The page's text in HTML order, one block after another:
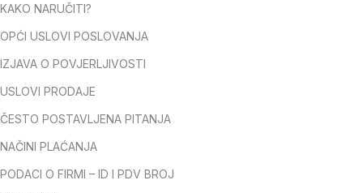
KAKO NARUČITI?
OPĆI USLOVI POSLOVANJA
IZJAVA O POVJERLJIVOSTI
USLOVI PRODAJE
ČESTO POSTAVLJENA PITANJA
NAČINI PLAĆANJA
PODACI O FIRMI – ID I PDV BROJ